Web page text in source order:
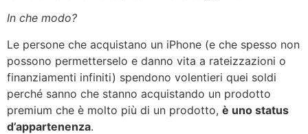
In che modo?
Le persone che acquistano un iPhone (e che spesso non
possono permetterselo e danno vita a rateizzazioni o
finanziamenti infiniti) spendono volentieri quei soldi
perché sanno che stanno acquistando un prodotto
premium che è molto più di un prodotto, è uno status
d’appartenenza.